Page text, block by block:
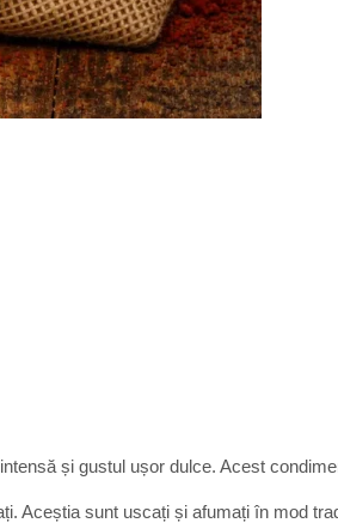
și gustul ușor dulce. Acest
Aceștia sunt uscați și afumați în mod